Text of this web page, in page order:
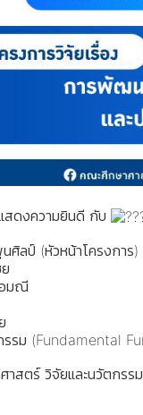
ดงความยินดี กับ
ลป์ (หัวหน้าโครงการ)
อมณี
รม (Fundamental
าสตร์ วิจัยและนวัตกรร